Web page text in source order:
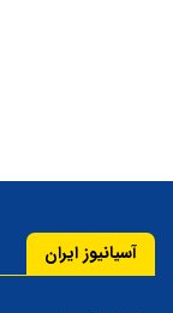
آسیانیوز ایران